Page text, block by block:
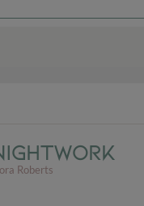
Roberts